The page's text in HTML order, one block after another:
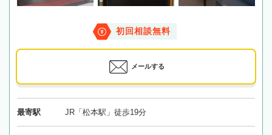
初回相談無料
メールする
最寄駅 JR「松本駅」徒歩19分